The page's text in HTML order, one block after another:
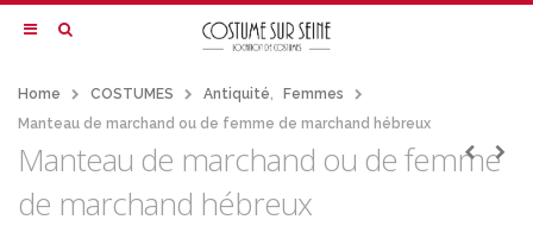
Home COSTUMES Antiquité,
Femmes
Manteau de marchand ou de femme de marchand hébreux
Manteau de marchand ou de femme
de marchand hébreux